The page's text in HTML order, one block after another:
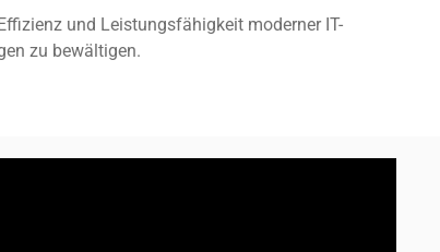
und Leistungsfähigkeit moderner IT-
zu bewältigen.